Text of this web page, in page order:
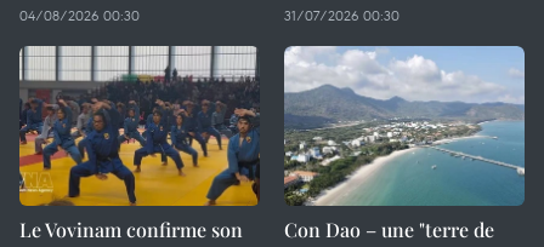
04/08/2026 00:30 31/07/2026 00:30
Le Vovinam confirme son
Con Dao – une "terre de